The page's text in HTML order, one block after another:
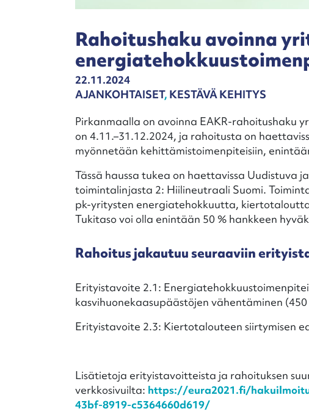
Rahoitushaku avoinna
22.11.2024
AJANKOHTAISET, KESTÄVÄ KEHITYS
Pirkanmaalla on avoinna EAKR-rahoitushaku
on 4.11.–31.12.2024, ja rahoitusta on
myönnetään kehittämistoimenpiteisiin,
Tässä haussa tukea on haettavissa Uudistuva
toimintalinjasta 2: Hiilineutraali Suomi.
pk-yritysten energiatehokkuutta,
Tukitaso voi olla enintään 50 % hankkeen
Rahoitus jakautuu seuraaviin
Erityistavoite 2.1:
kasvihuonekaasupäästöjen vähentäminen (450
Erityistavoite 2.3: Kiertotalouteen siirtymisen
Lisätietoja erityistavoitteista ja rahoituksen
verkkosivuilta: https://eura2021.fi/
43bf-8919-c5364660d619/